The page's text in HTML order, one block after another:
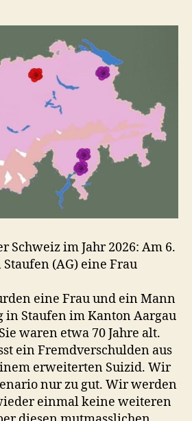
Schweiz im Jahr 2026: Am 6.
(AG) eine Frau
eine Frau und ein Mann
Staufen im Kanton Aargau
waren etwa 70 Jahre alt.
ein Fremdverschulden aus
erweiterten Suizid. Wir
nur zu gut. Wir werden
einmal keine weiteren